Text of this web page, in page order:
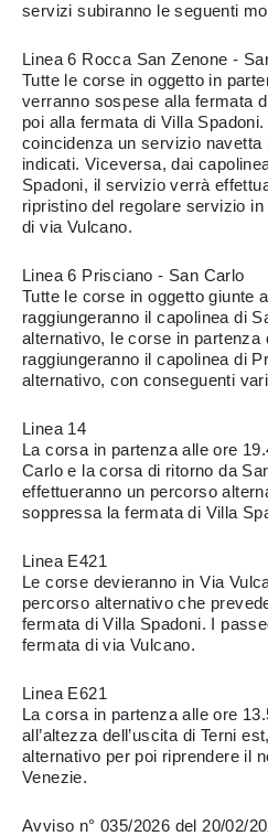
servizi subiranno le seguenti
Linea 6 Rocca San Zenone -
Tutte le corse in oggetto in
verranno sospese alla fermata
poi alla fermata di Villa
coincidenza un servizio navetta
indicati. Viceversa, dai
Spadoni, il servizio verrà
ripristino del regolare servizio
di via Vulcano.​
Linea 6 Prisciano - San Carlo​
Tutte le corse in oggetto giunte
raggiungeranno il capolinea di
alternativo, le corse in partenza
raggiungeranno il capolinea di
alternativo, con conseguenti
Linea 14 ​
La corsa in partenza alle ore
Carlo e la corsa di ritorno da
effettueranno un percorso
soppressa la fermata di Villa
Linea E421
Le corse devieranno in Via
percorso alternativo che
fermata di Villa Spadoni. I
fermata di via Vulcano.
Linea E621​
La corsa in partenza alle ore
all’altezza dell’uscita di Terni
alternativo per poi riprendere il
Venezie.
Avviso n° 035/2026 del 20/02/